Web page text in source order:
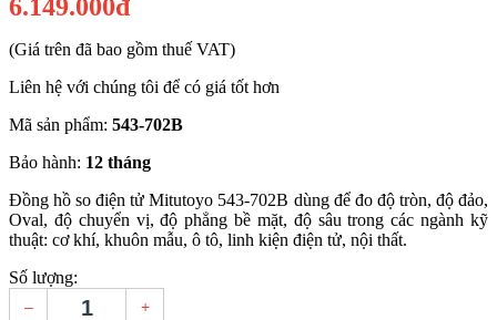
6.149.000đ
(Giá trên đã bao gồm thuế VAT)
Liên hệ với chúng tôi để có giá tốt hơn
Mã sản phẩm: 543-702B
Bảo hành: 12 tháng
Đồng hồ so điện tử Mitutoyo 543-702B dùng để đo độ tròn, độ đảo,
Oval, độ chuyển vị, độ phẳng bề mặt, độ sâu trong các ngành kỹ
thuật: cơ khí, khuôn mẫu, ô tô, linh kiện điện tử, nội thất.
Số lượng:
– +